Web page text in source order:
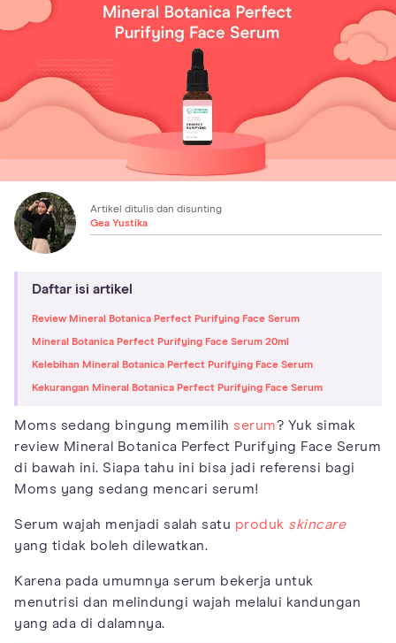
Artikel ditulis dan disunting
Gea Yustika
Daftar isi artikel
Review Mineral Botanica Perfect Purifying Face Serum
Mineral Botanica Perfect Purifying Face Serum 20ml
Kelebihan Mineral Botanica Perfect Purifying Face Serum
Kekurangan Mineral Botanica Perfect Purifying Face Serum
Moms sedang bingung memilih serum? Yuk simak
review Mineral Botanica Perfect Purifying Face Serum
di bawah ini. Siapa tahu ini bisa jadi referensi bagi
Moms yang sedang mencari serum!
Serum wajah menjadi salah satu produk skincare
yang tidak boleh dilewatkan.
Karena pada umumnya serum bekerja untuk
menutrisi dan melindungi wajah melalui kandungan
yang ada di dalamnya.